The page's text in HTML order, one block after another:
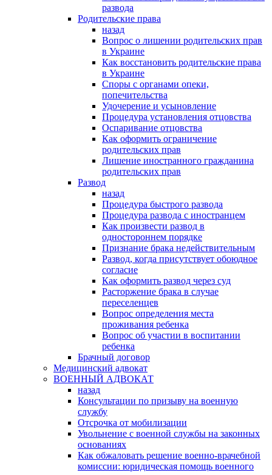
развода
Родительские права
назад
Вопрос о лишении родительских прав
в Украине
Как восстановить родительские права
в Украине
Споры с органами опеки,
попечительства
Удочерение и усыновление
Процедура установления отцовства
Оспаривание отцовства
Как оформить ограничение
родительских прав
Лишение иностранного гражданина
родительских прав
Развод
назад
Процедура быстрого развода
Процедура развода с иностранцем
Как произвести развод в
одностороннем порядке
Признание брака недействительным
Развод, когда присутствует обоюдное
согласие
Как оформить развод через суд
Расторжение брака в случае
переселенцев
Вопрос определения места
проживания ребенка
Вопрос об участии в воспитании
ребенка
Брачный договор
Медицинский адвокат
ВОЕННЫЙ АДВОКАТ
назад
Консультации по призыву на военную
службу
Отсрочка от мобилизации
Увольнение с военной службы на законных
основаниях
Как обжаловать решение военно-врачебной
комиссии: юридическая помощь военного